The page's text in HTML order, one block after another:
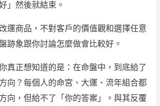
」然後就結束。
運商品，不對客戶的價值觀和選擇任意
跡象跟你討論怎麼做會比較好。
真正想知道的是：在命盤中，到底給了
向？每個人的命宮、大運、流年組合都
向，但給不了「你的答案」。與其反覆